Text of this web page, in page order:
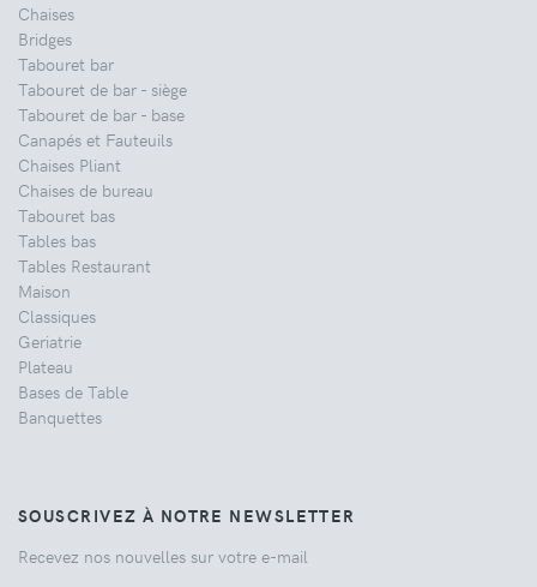
Chaises
Bridges
Tabouret bar
Tabouret de bar - siège
Tabouret de bar - base
Canapés et Fauteuils
Chaises Pliant
Chaises de bureau
Tabouret bas
Tables bas
Tables Restaurant
Maison
Classiques
Geriatrie
Plateau
Bases de Table
Banquettes
SOUSCRIVEZ À NOTRE NEWSLETTER
Recevez nos nouvelles sur votre e-mail